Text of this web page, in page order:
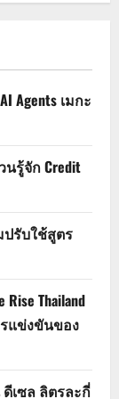
Agents เมกะ
รู้จัก Credit
ปรับใช้สูตร
Thailand
แข่งขันของ
เซล ลิตรละกี่